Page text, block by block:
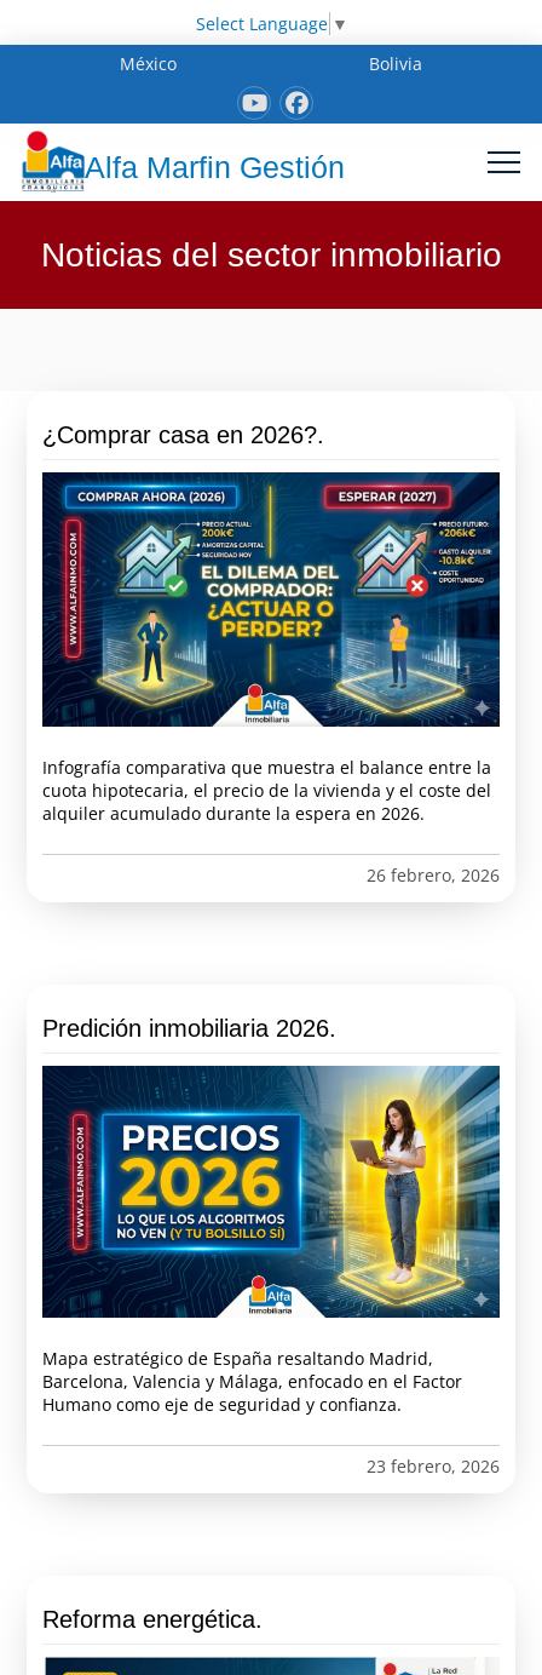
Select Language ▼
México
Bolivia
Alfa Marfin Gestión
Noticias del sector inmobiliario
¿Comprar casa en 2026?.
Infografía comparativa que muestra el balance entre la
cuota hipotecaria, el precio de la vivienda y el coste del
alquiler acumulado durante la espera en 2026.
26 febrero, 2026
Predición inmobiliaria 2026.
Mapa estratégico de España resaltando Madrid,
Barcelona, Valencia y Málaga, enfocado en el Factor
Humano como eje de seguridad y confianza.
23 febrero, 2026
Reforma energética.